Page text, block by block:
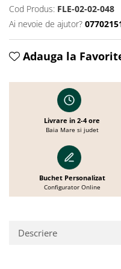
Cod Produs: FLE-02-02-048
Ai nevoie de ajutor?
Adauga la
Livrare in 2-4 ore
Baia Mare si judet
Buchet Personalizat
Configurator Online
Descriere